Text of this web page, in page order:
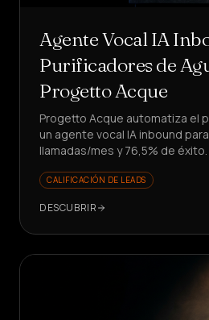
Agente Vocal IA
Purificadores de
Progetto Acque
Progetto Acque automatiza el
un agente vocal IA inbound
llamadas/mes y 76,5% de
CALIFICACIÓN DE LEADS
DESCUBRIR